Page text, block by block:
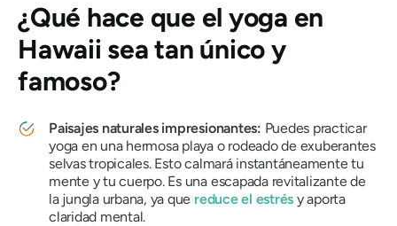
¿Qué hace que el yoga en
Hawaii sea tan único y
famoso?
Paisajes naturales impresionantes: Puedes practicar
yoga en una hermosa playa o rodeado de exuberantes
selvas tropicales. Esto calmará instantáneamente tu
mente y tu cuerpo. Es una escapada revitalizante de
la jungla urbana, ya que reduce el estrés y aporta
claridad mental.